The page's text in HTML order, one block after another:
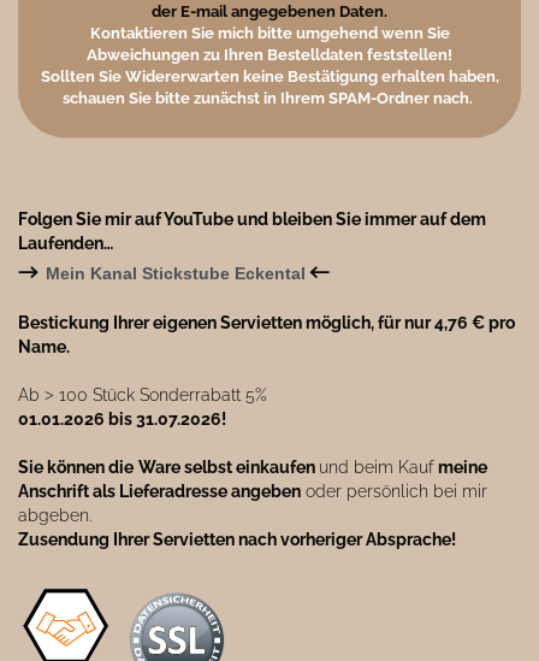
der E-mail angegebenen Daten.
Kontaktieren Sie mich bitte umgehend wenn Sie
Abweichungen zu Ihren Bestelldaten feststellen!
Sollten Sie Widererwarten keine Bestätigung erhalten haben,
schauen Sie bitte zunächst in Ihrem SPAM-Ordner nach.
Folgen Sie mir auf YouTube und bleiben Sie immer auf dem
Laufenden…
→ Mein Kanal Stickstube Eckental ←
Bestickung Ihrer eigenen Servietten möglich, für nur 4,76 € pro
Name.
Ab ˃ 100 Stück Sonderrabatt 5%
01.01.2026 bis 31.07.2026!
Sie können die Ware selbst einkaufen und beim Kaufmeine
Anschrift als Lieferadresse angeben oder persönlich bei mir
abgeben.
Zusendung Ihrer Servietten nach vorheriger Absprache!